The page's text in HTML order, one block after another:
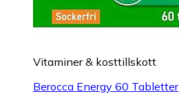
Vitaminer & kosttillskott
Berocca Energy 60 Tabletter